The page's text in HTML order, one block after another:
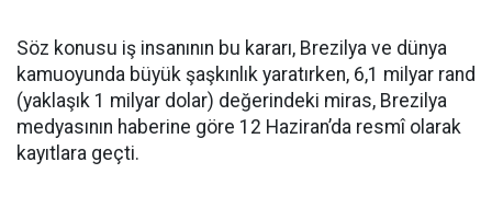
Söz konusu iş insanının bu kararı, Brezilya ve dünya
kamuoyunda büyük şaşkınlık yaratırken, 6,1 milyar rand
(yaklaşık 1 milyar dolar) değerindeki miras, Brezilya
medyasının haberine göre 12 Haziran’da resmî olarak
kayıtlara geçti.